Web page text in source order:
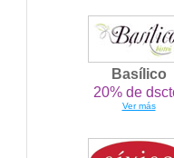
Basílico
20% de
Ver más